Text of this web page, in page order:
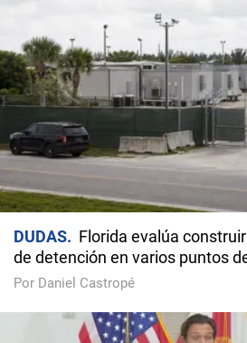
DUDAS
Florida evalúa
de detención en varios puntos
Por Daniel Castropé